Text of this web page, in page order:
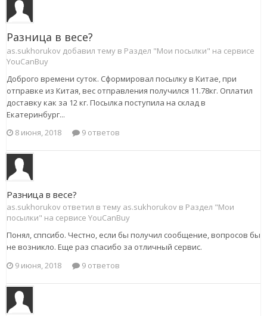
Разница в весе?
as.sukhorukov добавил тему в Раздел "Мои посылки" на сервисе
YouCanBuy
Доброго времени суток. Сформировал посылку в Китае, при
отправке из Китая, вес отправления получился 11.78кг. Оплатил
доставку как за 12 кг. Посылка поступила на склад в
Екатеринбург...
8 июня, 2018
9 ответов
Разница в весе?
as.sukhorukov ответил в тему as.sukhorukov в Раздел "Мои
посылки" на сервисе YouCanBuy
Понял, сппсибо. Честно, если бы получил сообщение, вопросов бы
не возникло. Еще раз спасибо за отличный сервис.
9 июня, 2018
9 ответов